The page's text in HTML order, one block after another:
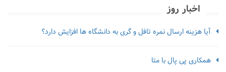
اخبار روز
آیا هزینه ارسال نمره تافل و گری به دانشگاه ها افزایش دارد؟
همکاری پی پال با متا